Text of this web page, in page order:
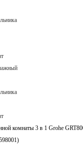
комнаты 3 в 1 Grohe